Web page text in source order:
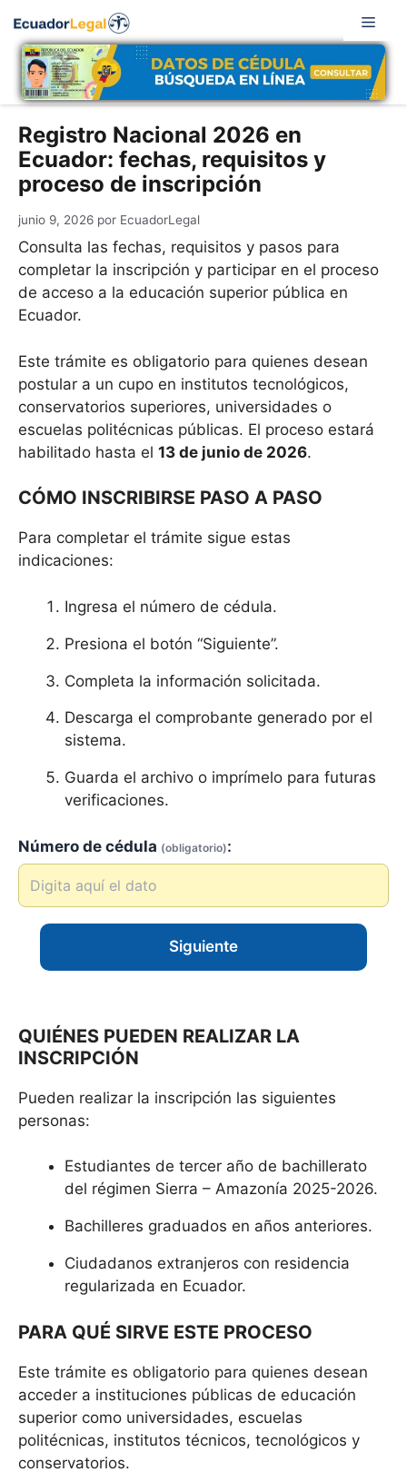
contenido
Registro Nacional 2026 en
Ecuador: fechas, requisitos y
proceso de inscripción
junio 9, 2026 por EcuadorLegal
Consulta las fechas, requisitos y pasos para
completar la inscripción y participar en el proceso
de acceso a la educación superior pública en
Ecuador.
Este trámite es obligatorio para quienes desean
postular a un cupo en institutos tecnológicos,
conservatorios superiores, universidades o
escuelas politécnicas públicas. El proceso estará
habilitado hasta el 13 de junio de 2026.
CÓMO INSCRIBIRSE PASO A PASO
Para completar el trámite sigue estas
indicaciones:
Ingresa el número de cédula.
Presiona el botón “Siguiente”.
Completa la información solicitada.
Descarga el comprobante generado por el
sistema.
Guarda el archivo o imprímelo para futuras
verificaciones.
Número de cédula (obligatorio):
Siguiente
QUIÉNES PUEDEN REALIZAR LA
INSCRIPCIÓN
Pueden realizar la inscripción las siguientes
personas:
Estudiantes de tercer año de bachillerato
del régimen Sierra – Amazonía 2025-2026.
Bachilleres graduados en años anteriores.
Ciudadanos extranjeros con residencia
regularizada en Ecuador.
PARA QUÉ SIRVE ESTE PROCESO
Este trámite es obligatorio para quienes desean
acceder a instituciones públicas de educación
superior como universidades, escuelas
politécnicas, institutos técnicos, tecnológicos y
conservatorios.